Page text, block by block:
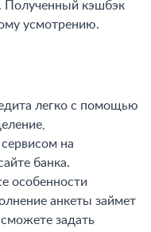
Полученный кэшбэк
усмотрению.
легко с помощью
на
банка.
особенности
анкеты займет
задать